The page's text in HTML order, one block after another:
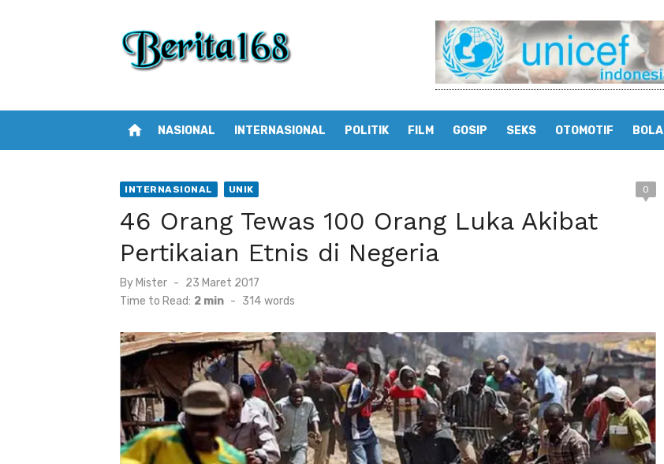
home NASIONAL INTERNASIONAL POLITIK FILM GOSIP SEKS OTOMOTIF BOLA
INTERNASIONAL UNIK 0
46 Orang Tewas 100 Orang Luka Akibat
Pertikaian Etnis di Negeria
By Mister
Posted
on
23 Maret 2017
Time to Read: 2 min - 314 words